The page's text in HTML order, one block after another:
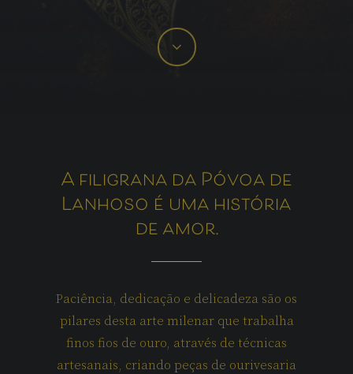
A filigrana da Póvoa de
Lanhoso é uma história
de amor.
Paciência, dedicação e delicadeza são os
pilares desta arte milenar que trabalha
finos fios de ouro, através de técnicas
artesanais, criando peças de ourivesaria